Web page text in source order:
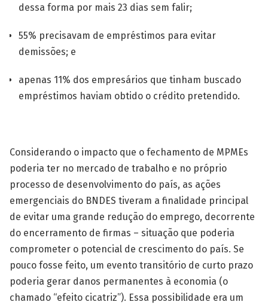
dessa forma por mais 23 dias sem falir;
55% precisavam de empréstimos para evitar
demissões; e
apenas 11% dos empresários que tinham buscado
empréstimos haviam obtido o crédito pretendido.
Considerando o impacto que o fechamento de MPMEs
poderia ter no mercado de trabalho e no próprio
processo de desenvolvimento do país, as ações
emergenciais do BNDES tiveram a finalidade principal
de evitar uma grande redução do em­prego, decorrente
do encerramento de firmas – situação que poderia
comprometer o potencial de crescimento do país. Se
pouco fosse feito, um evento transitório de curto prazo
poderia gerar danos permanentes à economia (o
chamado “efeito cicatriz”). Essa possibilidade era um